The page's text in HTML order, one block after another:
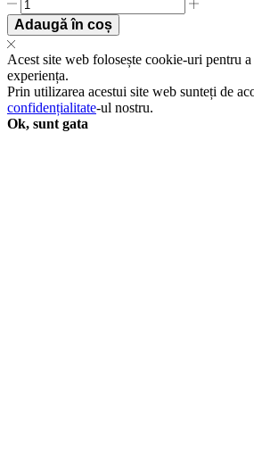
pentru
McAfee
&
Identity
Guard
-
1-
Adaugă în coș
Acest site web folosește cookie-uri pentru
experiența.
Prin utilizarea acestui site web sunteți de
confidențialitate-ul nostru.
Ok, sunt gata